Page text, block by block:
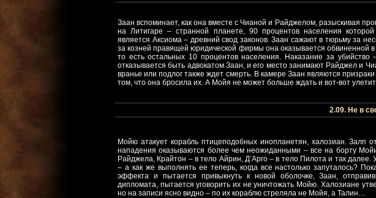
Заан вспоминает, как она вместе с Чианой и Райджелом, разыскивая
на Литигаре – странной планете, 90 процентов населения
является Аксиома – древний свод законов. Заан сажают в тюрьму за
за козней правящей юридической фирмы она оказывается обвиненной
то есть остальных 10 процентов населения. Наказание за
отказывается быть адвокатом Заан, и его место занимают Райджел и
вранье или подлог также ждет смерть. В камере Заан являются
том, что она бросила их. А Мойя не может больше ждать и вот-вот
2.09. Не в
Мойю атакует корабль птицеподобных инопланетян, халозиан. Залп
нападения оказываются более чем неожиданными – все на борту
Райджела, Крайтон – в тело Айрин, Д’Арго – в тело Пилота и так
– а как же выполнять ее теперь, когда все настолько запуталось?
эффекта и пытается привыкнуть к новой оболочке, Заан,
дипломата, пытается уговорить их не уничтожать Мойю. Халозиане
но на записи ясно видно – по их кораблю стреляла не Мойя, а Талин…